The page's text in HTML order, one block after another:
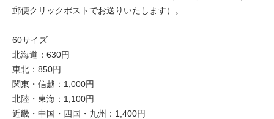
郵便クリックポストでお送りいたします）。
60サイズ
北海道：630円
東北：850円
関東・信越：1,000円
北陸・東海：1,100円
近畿・中国・四国・九州：1,400円